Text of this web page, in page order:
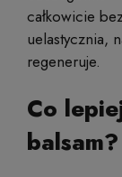
całkowicie
uelastycznia,
regeneruje.
Co
balsam?